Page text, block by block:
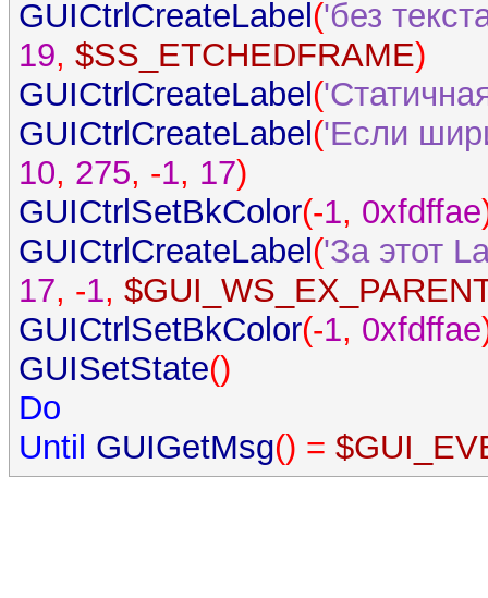
GUICtrlCreateLabel('без
19, $SS_ETCHEDFRAME)
GUICtrlCreateLabel(
GUICtrlCreateLabel('Если
10, 275, -1, 17)
GUICtrlSetBkColor(-1, 0xfdffae
GUICtrlCreateLabel('За этот
17, -1,
GUICtrlSetBkColor(-1, 0xfdffae
GUISetState()
Do
Until GUIGetMsg() =